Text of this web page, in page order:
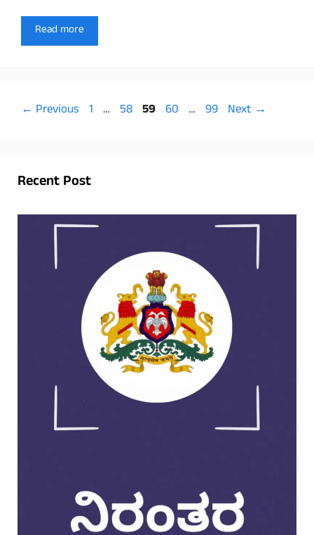
Read more
← Previous Page
1 … Page
58 Page
59 Page
60 … Page
99 Next →
Recent Post